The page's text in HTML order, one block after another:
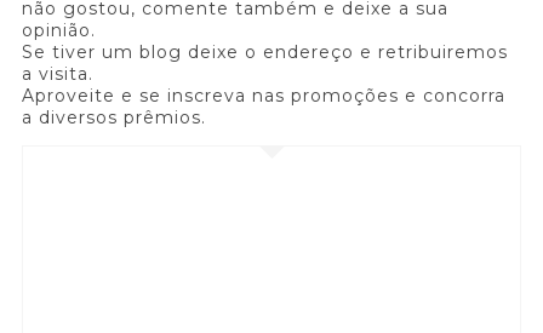
não gostou, comente também e deixe a sua
opinião.
Se tiver um blog deixe o endereço e retribuiremos
a visita.
Aproveite e se inscreva nas promoções e concorra
a diversos prêmios.